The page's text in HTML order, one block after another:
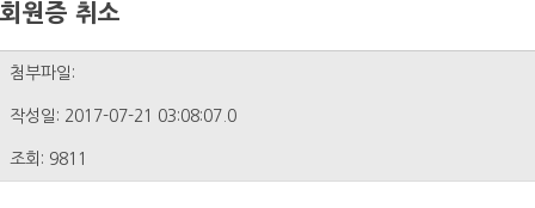
회원증 취소
첨부파일:
작성일: 2017-07-21 03:08:07.0
조회: 9811